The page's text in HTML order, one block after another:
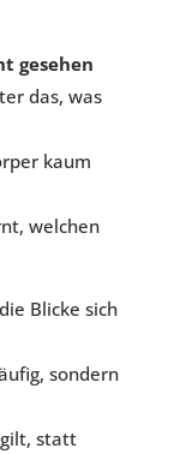
gesehen
das, was
kaum
welchen
Blicke sich
sondern
statt